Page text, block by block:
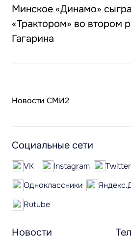
Минское «Динамо»
«Трактором» во втором
Гагарина
Новости СМИ2
Новости
Социальные сети
VK Instagram Twitter
Одноклассники
Rutube